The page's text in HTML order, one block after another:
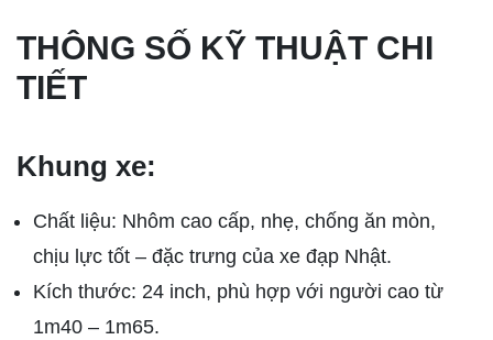
THÔNG SỐ KỸ THUẬT CHI
TIẾT
Khung xe:
Chất liệu: Nhôm cao cấp, nhẹ, chống ăn mòn,
chịu lực tốt – đặc trưng của xe đạp Nhật.
Kích thước: 24 inch, phù hợp với người cao từ
1m40 – 1m65.